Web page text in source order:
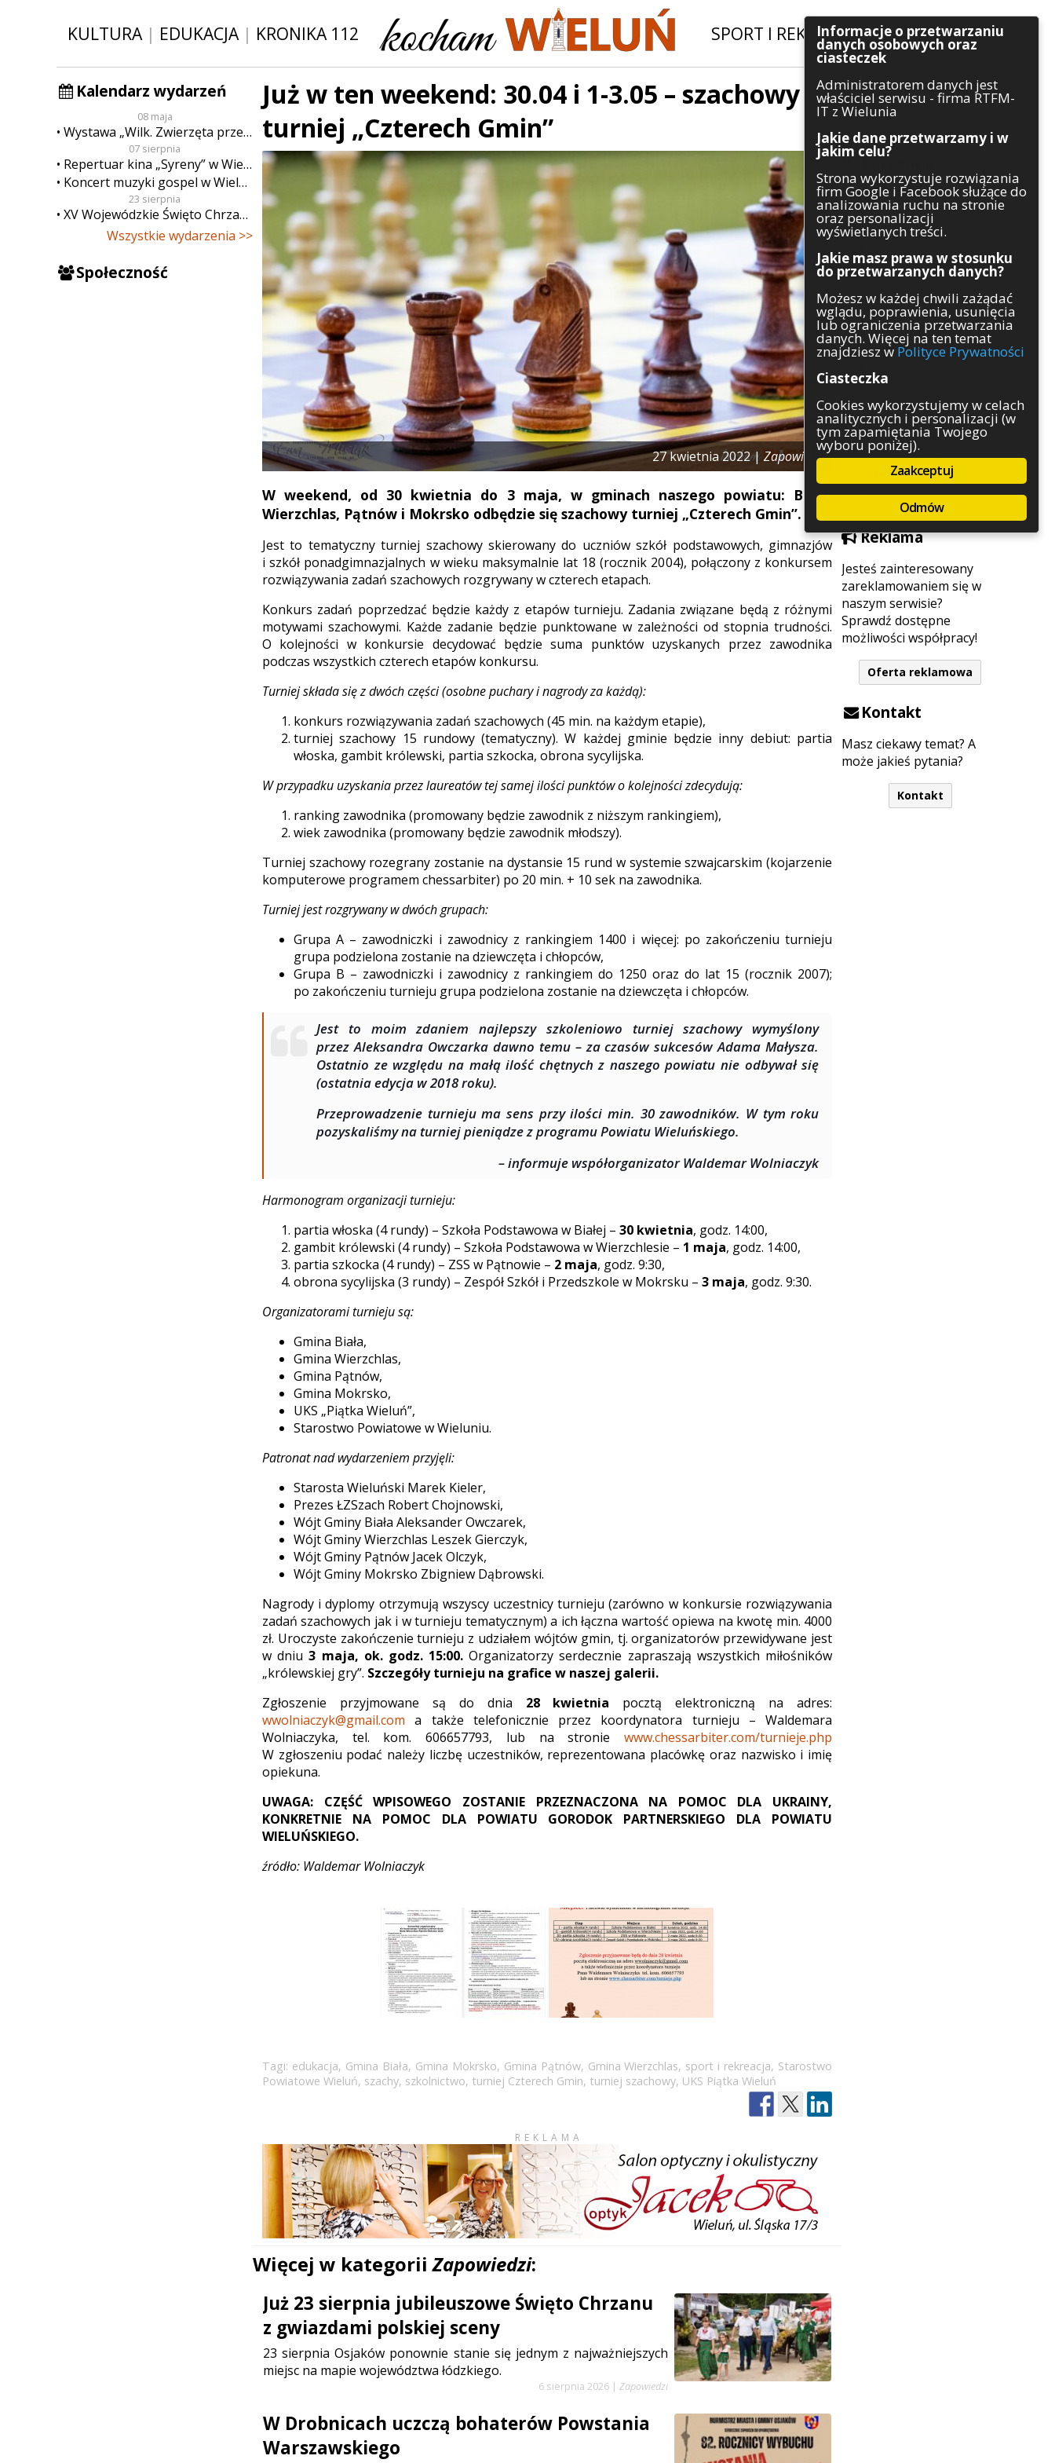
KULTURA| EDUKACJA| KRONIKA 112 SPORT I REKREACJA|INWESTYCJE
Kalendarz wydarzeń
08 maja
Wystawa „Wilk. Zwierzęta przeklęte”
07 sierpnia
Repertuar kina „Syreny” w Wieluniu w dn. od 7 do 13 sierpnia
Koncert muzyki gospel w Wieluniu
23 sierpnia
XV Wojewódzkie Święto Chrzanu
Wszystkie wydarzenia >>
Społeczność
Szukaj
Kategorie
Architektura
Gospodarka
Handel
Komunikaty
Kultura
Polityka
Pozostałe
Psychologia
Rolnictwo
Służby
Sport
Środowisko
Szkolnictwo
Wydarzenia
Zapowiedzi
Zdrowie
Reklama
Jesteś zainteresowany
zareklamowaniem się w
naszym serwisie?
Sprawdź dostępne
możliwości współpracy!
Oferta reklamowa
Kontakt
Masz ciekawy temat? A
może jakieś pytania?
Kontakt
Już w ten weekend: 30.04 i 1-3.05 – szachowy
turniej „Czterech Gmin”
27 kwietnia 2022 |Zapowiedzi
W weekend, od 30 kwietnia do 3 maja, w gminach naszego powiatu: Biała,
Wierzchlas, Pątnów i Mokrsko odbędzie się szachowy turniej „Czterech Gmin”.
Jest to tematyczny turniej szachowy skierowany do uczniów szkół podstawowych, gimnazjów
i szkół ponadgimnazjalnych w wieku maksymalnie lat 18 (rocznik 2004), połączony z konkursem
rozwiązywania zadań szachowych rozgrywany w czterech etapach.
Konkurs zadań poprzedzać będzie każdy z etapów turnieju. Zadania związane będą z różnymi
motywami szachowymi. Każde zadanie będzie punktowane w zależności od stopnia trudności.
O kolejności w konkursie decydować będzie suma punktów uzyskanych przez zawodnika
podczas wszystkich czterech etapów konkursu.
Turniej składa się z dwóch części (osobne puchary i nagrody za każdą):
konkurs rozwiązywania zadań szachowych (45 min. na każdym etapie),
turniej szachowy 15 rundowy (tematyczny). W każdej gminie będzie inny debiut: partia
włoska, gambit królewski, partia szkocka, obrona sycylijska.
W przypadku uzyskania przez laureatów tej samej ilości punktów o kolejności zdecydują:
ranking zawodnika (promowany będzie zawodnik z niższym rankingiem),
wiek zawodnika (promowany będzie zawodnik młodszy).
Turniej szachowy rozegrany zostanie na dystansie 15 rund w systemie szwajcarskim (kojarzenie
komputerowe programem chessarbiter) po 20 min. + 10 sek na zawodnika.
Turniej jest rozgrywany w dwóch grupach:
Grupa A – zawodniczki i zawodnicy z rankingiem 1400 i więcej: po zakończeniu turnieju
grupa podzielona zostanie na dziewczęta i chłopców,
Grupa B – zawodniczki i zawodnicy z rankingiem do 1250 oraz do lat 15 (rocznik 2007);
po zakończeniu turnieju grupa podzielona zostanie na dziewczęta i chłopców.
Jest to moim zdaniem najlepszy szkoleniowo turniej szachowy wymyślony
przez Aleksandra Owczarka dawno temu – za czasów sukcesów Adama Małysza.
Ostatnio ze względu na małą ilość chętnych z naszego powiatu nie odbywał się
(ostatnia edycja w 2018 roku).
Przeprowadzenie turnieju ma sens przy ilości min. 30 zawodników. W tym roku
pozyskaliśmy na turniej pieniądze z programu Powiatu Wieluńskiego.
– informuje współorganizator Waldemar Wolniaczyk
Harmonogram organizacji turnieju:
partia włoska (4 rundy) – Szkoła Podstawowa w Białej – 30 kwietnia, godz. 14:00,
gambit królewski (4 rundy) – Szkoła Podstawowa w Wierzchlesie – 1 maja, godz. 14:00,
partia szkocka (4 rundy) – ZSS w Pątnowie – 2 maja, godz. 9:30,
obrona sycylijska (3 rundy) – Zespół Szkół i Przedszkole w Mokrsku – 3 maja, godz. 9:30.
Organizatorami turnieju są:
Gmina Biała,
Gmina Wierzchlas,
Gmina Pątnów,
Gmina Mokrsko,
UKS „Piątka Wieluń”,
Starostwo Powiatowe w Wieluniu.
Patronat nad wydarzeniem przyjęli:
Starosta Wieluński Marek Kieler,
Prezes ŁZSzach Robert Chojnowski,
Wójt Gminy Biała Aleksander Owczarek,
Wójt Gminy Wierzchlas Leszek Gierczyk,
Wójt Gminy Pątnów Jacek Olczyk,
Wójt Gminy Mokrsko Zbigniew Dąbrowski.
Nagrody i dyplomy otrzymują wszyscy uczestnicy turnieju (zarówno w konkursie rozwiązywania
zadań szachowych jak i w turnieju tematycznym) a ich łączna wartość opiewa na kwotę min. 4000
zł. Uroczyste zakończenie turnieju z udziałem wójtów gmin, tj. organizatorów przewidywane jest
w dniu 3 maja, ok. godz. 15:00.Organizatorzy serdecznie zapraszają wszystkich miłośników
„królewskiej gry”. Szczegóły turnieju na grafice w naszej galerii.
Zgłoszenie przyjmowane są do dnia 28 kwietnia pocztą elektroniczną na adres:
wwolniaczyk@gmail.com a także telefonicznie przez koordynatora turnieju – Waldemara
Wolniaczyka, tel. kom. 606657793, lub na stronie www.chessarbiter.com/turnieje.php
W zgłoszeniu podać należy liczbę uczestników, reprezentowana placówkę oraz nazwisko i imię
opiekuna.
UWAGA: CZĘŚĆ WPISOWEGO ZOSTANIE PRZEZNACZONA NA POMOC DLA UKRAINY,
KONKRETNIE NA POMOC DLA POWIATU GORODOK PARTNERSKIEGO DLA POWIATU
WIELUŃSKIEGO.
źródło: Waldemar Wolniaczyk
Tagi: edukacja, Gmina Biała, Gmina Mokrsko, Gmina Pątnów, Gmina Wierzchlas, sport i rekreacja, Starostwo
Powiatowe Wieluń, szachy, szkolnictwo, turniej Czterech Gmin, turniej szachowy, UKS Piątka Wieluń
REKLAMA
Więcej w kategoriiZapowiedzi:
Już 23 sierpnia jubileuszowe Święto Chrzanu
z gwiazdami polskiej sceny
23 sierpnia Osjaków ponownie stanie się jednym z najważniejszych
miejsc na mapie województwa łódzkiego.
6 sierpnia 2026 | Zapowiedzi
W Drobnicach uczczą bohaterów Powstania
Warszawskiego
Informacje o przetwarzaniu
danych osobowych oraz
ciasteczek
Administratorem danych jest
właściciel serwisu - firma RTFM-
IT z Wielunia
Jakie dane przetwarzamy i w
jakim celu?
Strona wykorzystuje rozwiązania
firm Google i Facebook służące do
analizowania ruchu na stronie
oraz personalizacji
wyświetlanych treści.
Jakie masz prawa w stosunku
do przetwarzanych danych?
Możesz w każdej chwili zażądać
wglądu, poprawienia, usunięcia
lub ograniczenia przetwarzania
danych. Więcej na ten temat
znajdziesz w Polityce Prywatności
Ciasteczka
Cookies wykorzystujemy w celach
analitycznych i personalizacji (w
tym zapamiętania Twojego
wyboru poniżej).
Zaakceptuj
Odmów